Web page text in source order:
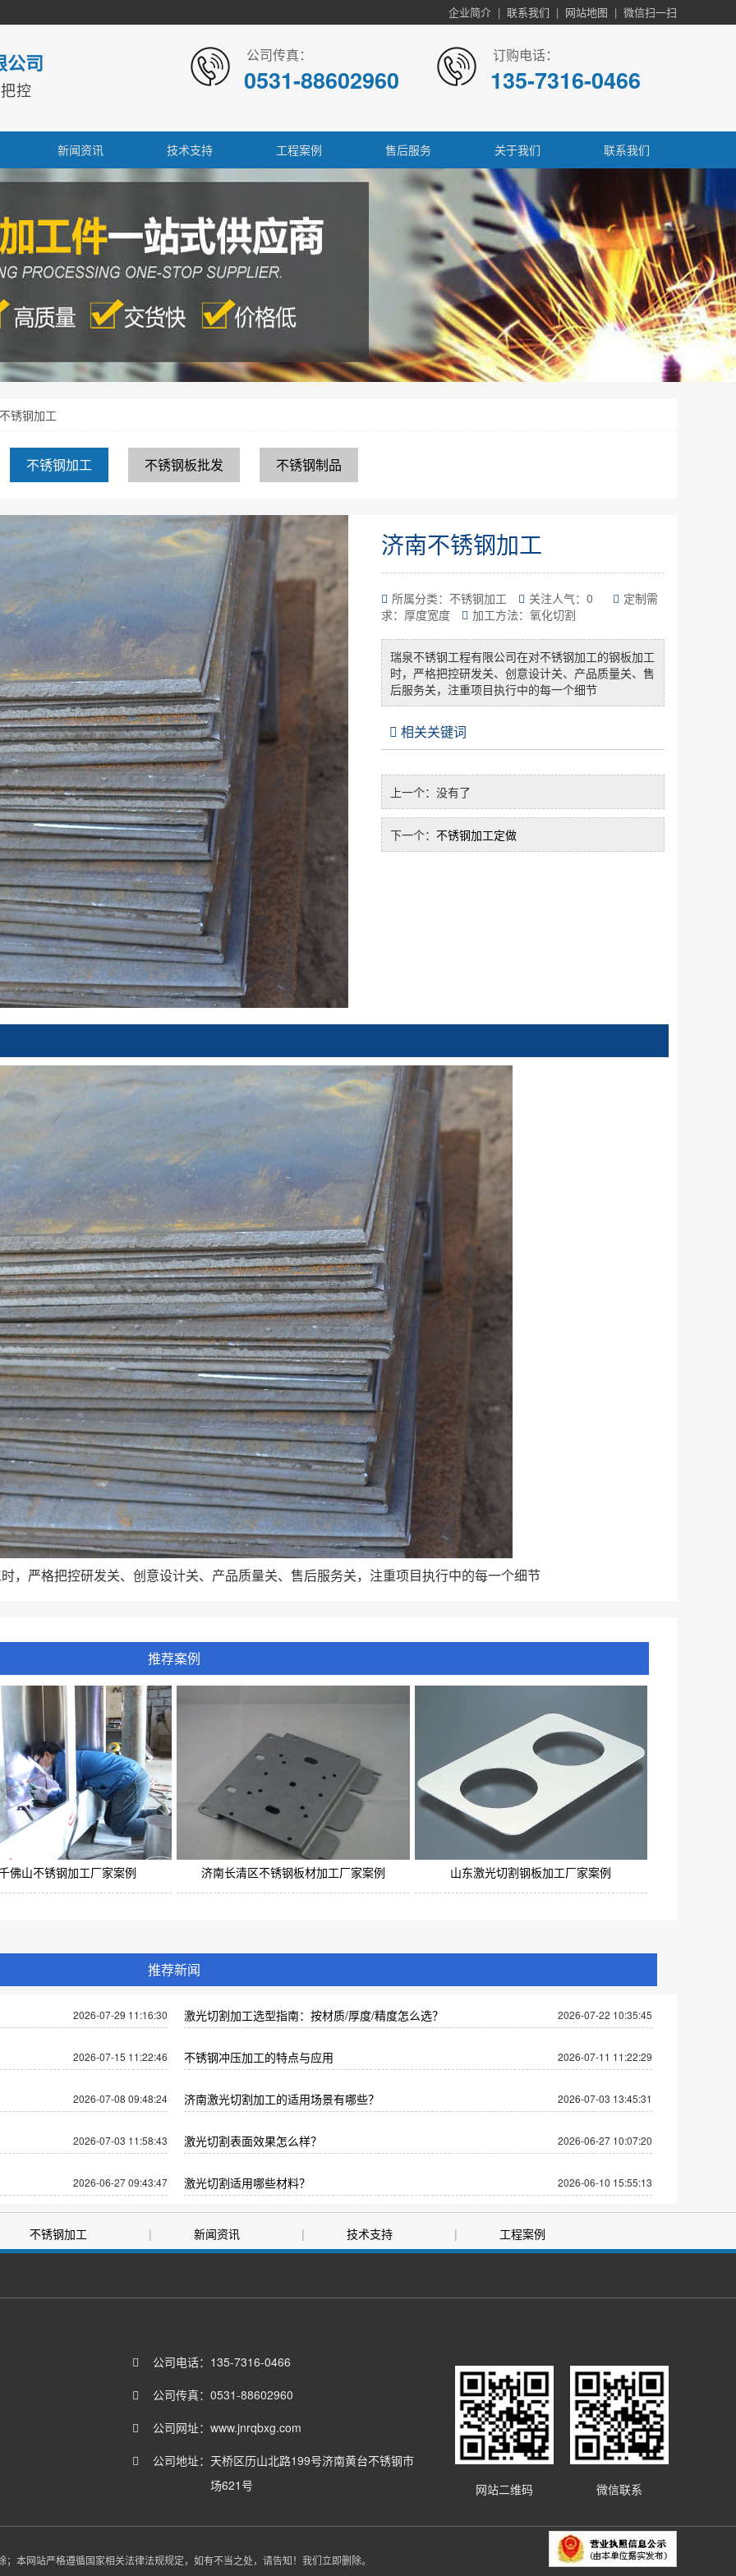
企业简介 | 联系我们 | 微信扫一扫
网站地图 |
公司
控
订购电话：
135-7316-0466
公司传真：
0531-88602960
新闻资讯 技术支持 工程案例 售后服务 关于我们 联系我们
锈钢加工
不锈钢加工 不锈钢板批发 不锈钢制品
济南不锈钢加工
所属分类：不锈钢加工 关注人气： 0
定制需
求：厚度宽度
加工方法：氧化切割
瑞泉不锈钢工程有限公司在对不锈钢加工的钢板加工
时，严格把控研发关、创意设计关、产品质量关、售
后服务关，注重项目执行中的每一个细节
相关关键词
上一个： 没有了
下一个： 不锈钢加工定做
，严格把控研发关、创意设计关、产品质量关、售后服务关，注重项目执行中的每一个细节
推荐案例
佛山不锈钢加工厂家案例 济南长清区不锈钢板材加工厂家案例 山东激光切割钢板加工厂家案例
推荐新闻
2026-07-29 11:16:30 激光切割加工选型指南：按材质/厚度/精度怎么选？ 2026-07-22 10:35:45
2026-07-15 11:22:46 不锈钢冲压加工的特点与应用 2026-07-11 11:22:29
2026-07-08 09:48:24 济南激光切割加工的适用场景有哪些？ 2026-07-03 13:45:31
2026-07-03 11:58:43 ​激光切割表面效果怎么样？ 2026-06-27 10:07:20
2026-06-27 09:43:47 激光切割适用哪些材料？ 2026-06-10 15:55:13
不锈钢加工 | 新闻资讯 | 技术支持 | 工程案例
公司电话： 135-7316-0466
公司传真： 0531-88602960
公司网址： www.jnrqbxg.com
公司地址： 天桥区历山北路199号济南黄台不锈钢市
场621号
网站二维码 微信联系
本网站严格遵循国家相关法律法规规定，如有不当之处，请告知！我们立即删除。